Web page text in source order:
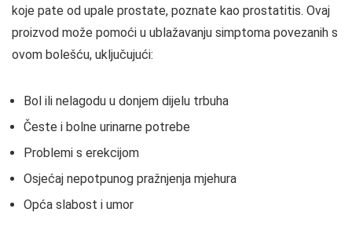
koje pate od upale prostate, poznate kao prostatitis. Ovaj
proizvod može pomoći u ublažavanju simptoma povezanih s
ovom bolešću, uključujući:
Bol ili nelagodu u donjem dijelu trbuha
Česte i bolne urinarne potrebe
Problemi s erekcijom
Osjećaj nepotpunog pražnjenja mjehura
Opća slabost i umor